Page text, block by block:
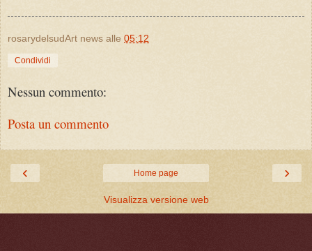
rosarydelsudArt news alle 05:12
Condividi
Nessun commento:
Posta un commento
‹ ›
Home page
Visualizza versione web